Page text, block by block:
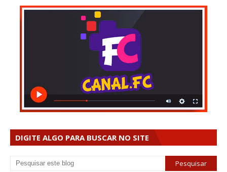
DIGITE ALGO PARA BUSCAR NO SITE